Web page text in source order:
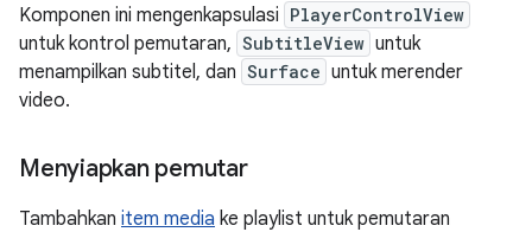
Komponen ini mengenkapsulasi PlayerControlView
untuk kontrol pemutaran, SubtitleView untuk
menampilkan subtitel, dan Surface untuk merender
video.
Menyiapkan pemutar
Tambahkan item media ke playlist untuk pemutaran